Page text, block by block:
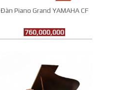
Đàn Piano Grand YAMAHA CF
760,000,000